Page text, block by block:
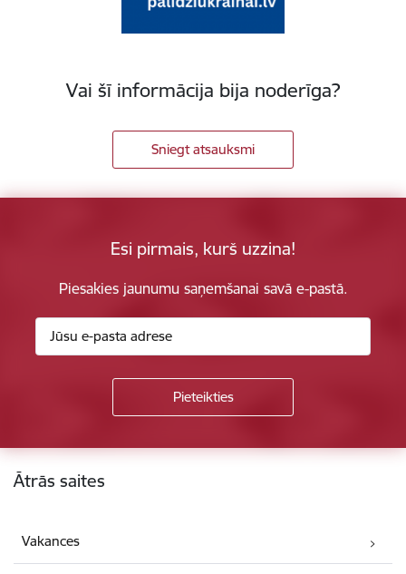
Vai šī informācija bija noderīga?
Sniegt atsauksmi
Esi pirmais, kurš uzzina!
Piesakies jaunumu saņemšanai savā e-pastā.
Kājene
Ātrās saites
Vakances